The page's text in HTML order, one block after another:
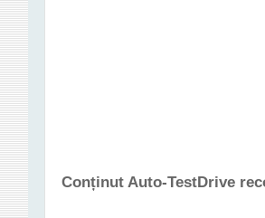
Conținut Auto-TestDrive